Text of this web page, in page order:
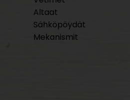
Altaat
Sähköpöydät
Mekanismit